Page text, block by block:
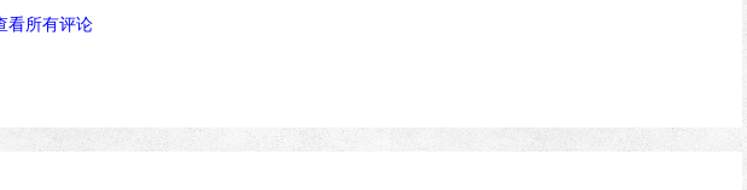
看所有评论